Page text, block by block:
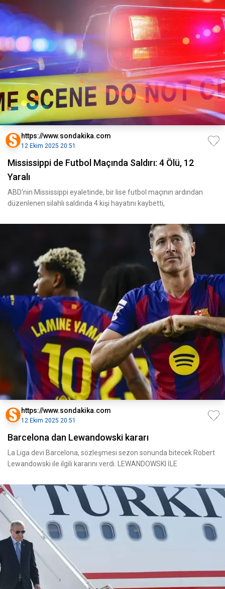
https://www.sondakika.com
12 Ekim 2025 20:51
Mississippi de Futbol Maçında Saldırı: 4 Ölü, 12
Yaralı
ABD'nin Mississippi eyaletinde, bir lise futbol maçının ardından
düzenlenen silahlı saldırıda 4 kişi hayatını kaybetti,
https://www.sondakika.com
12 Ekim 2025 20:51
Barcelona dan Lewandowski kararı
La Liga devi Barcelona, sözleşmesi sezon sonunda bitecek Robert
Lewandowski ile ilgili kararını verdi. LEWANDOWSKI İLE